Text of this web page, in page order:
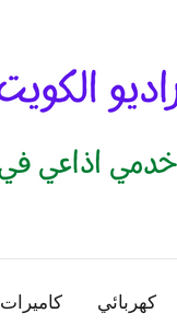
الكويت
منصة
اذاعية
كهربائي كاميرات